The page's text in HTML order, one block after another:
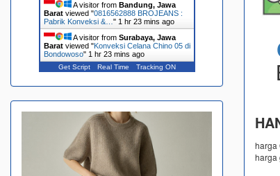
harga
harga
A visitor from Bandung, Jawa
Baratviewed "0816562888 BROJEANS :
Pabrik Konveksi &… " 1 hr 23 mins ago
A visitor from Surabaya, Jawa
Baratviewed "Konveksi Celana Chino 05 di
Bondowoso" 1 hr 23 mins ago
Get Script Real Time Tracking ON